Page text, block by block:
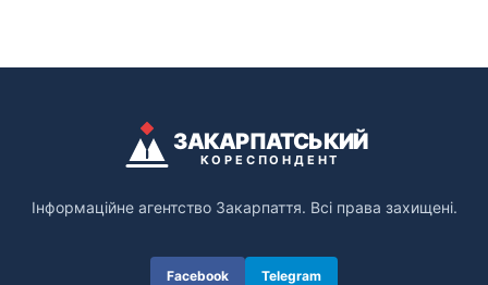
ЗАКАРПАТСЬКИЙ
КОРЕСПОНДЕНТ
Інформаційне агентство Закарпаття. Всі права захищені.
Facebook Telegram